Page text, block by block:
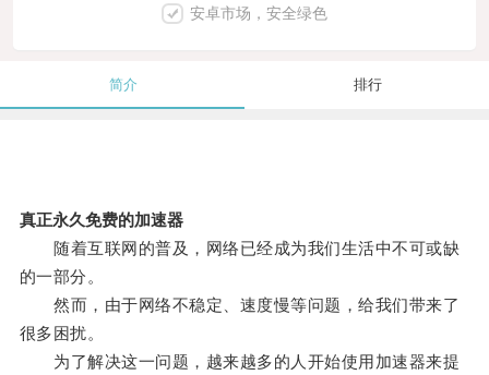
安卓市场，安全绿色
简介 排行
真正永久免费的加速器
随着互联网的普及，网络已经成为我们生活中不可或缺
的一部分。
然而，由于网络不稳定、速度慢等问题，给我们带来了
很多困扰。
为了解决这一问题，越来越多的人开始使用加速器来提